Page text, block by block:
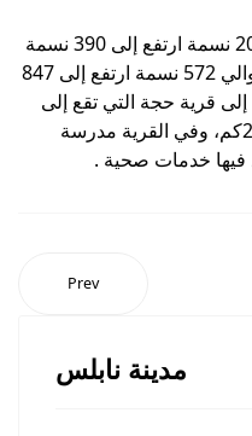
بلغ عدد سكانها عام 1922 حوالي 207 نسمة ارتفع إلى 390 نسمة
وفي عام 1967م بلغ عدد سكانها حوالي 572 نسمة ارتفع إلى 847
إلى قرية حجة التي تقع إلى
الشرق من باقة الحطب وتبعد عنها 2كم، وفي القرية مدرسة
فيها خدمات صحية .
Prev
مدينة نابلس